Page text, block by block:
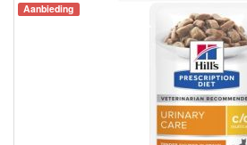
Aanbieding